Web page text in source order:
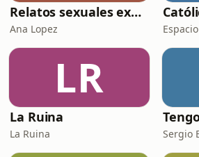
Relatos sexuales explícitos
Ana Lopez
LR
La Ruina
La Ruina